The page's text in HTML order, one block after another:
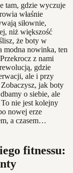
tam, gdzie wyczuje
właśnie
siłownie,
niż większość
że boty w
nowinka, ten
z nami
gdzie
ale i przy
jak boty
o siebie, ale
nie jest kolejny
nowej erze
a czasem…
fitnessu: